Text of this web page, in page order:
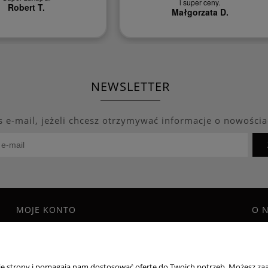
Robert T. Małgorzata D.
NEWSLETTER
e-mail, jeżeli chcesz otrzymywać informacje o
MOJE KONTO O